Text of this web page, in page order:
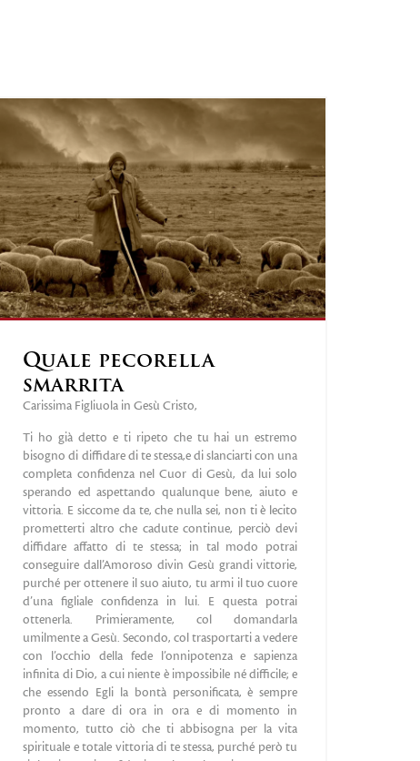
Quale pecorella
smarrita
Carissima Figliuola in Gesù Cristo,
Ti ho già detto e ti ripeto che tu hai un estremo
bisogno di diffidare di te stessa,e di slanciarti con una
completa confidenza nel Cuor di Gesù, da lui solo
sperando ed aspettando qualunque bene, aiuto e
vittoria. E siccome da te, che nulla sei, non ti è lecito
prometterti altro che cadute continue, perciò devi
diffidare affatto di te stessa; in tal modo potrai
conseguire dall’Amoroso divin Gesù grandi vittorie,
purché per ottenere il suo aiuto, tu armi il tuo cuore
d’una figliale confidenza in lui. E questa potrai
ottenerla. Primieramente, col domandarla
umilmente a Gesù. Secondo, col trasportarti a vedere
con l’occhio della fede l’onnipotenza e sapienza
infinita di Dio, a cui niente è impossibile né difficile; e
che essendo Egli la bontà personificata, è sempre
pronto a dare di ora in ora e di momento in
momento, tutto ciò che ti abbisogna per la vita
spirituale e totale vittoria di te stessa, purché però tu